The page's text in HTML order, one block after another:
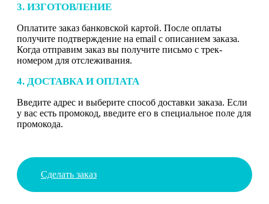
3. ИЗГОТОВЛЕНИЕ
Оплатите заказ банковской картой. После оплаты
получите подтверждение на email с описанием заказа.
Когда отправим заказ вы получите письмо с трек-
номером для отслеживания.
4. ДОСТАВКА И ОПЛАТА
Введите адрес и выберите способ доставки заказа. Если
у вас есть промокод, введите его в специальное поле для
промокода.
Сделать заказ